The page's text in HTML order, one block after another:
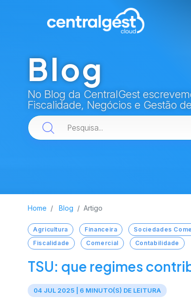
Blog
No Blog da CentralGest
Fiscalidade, Negócios e Gestão
Home Blog Artigo
Agricultura Financeira Sociedades
Fiscalidade
Comercial Contabilidade
TSU: que regimes
04 JUL 2025 | 6 MINUTO(S) DE LEITURA